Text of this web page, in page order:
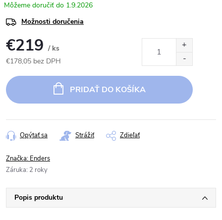
1.9.2026
Možnosti doručenia
€219 / ks
€178,05 bez DPH
cena:
PRIDAŤ DO KOŠÍKA
Opýtať sa Strážiť Zdieľať
Značka: Enders
Záruka: 2 roky
Popis produktu